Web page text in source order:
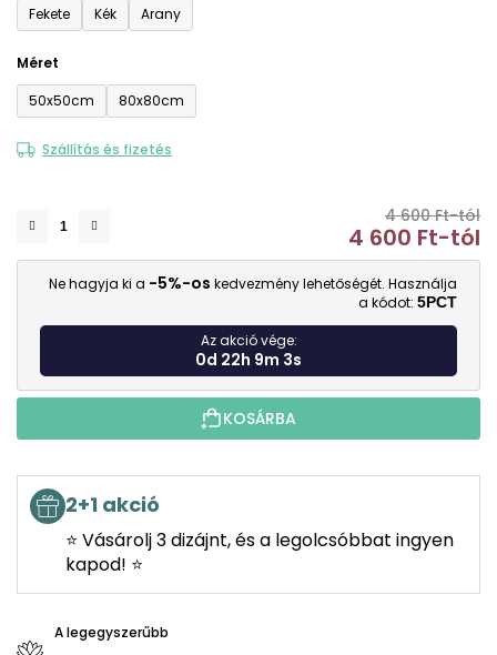
Fekete
Kék Arany
Méret
50x50cm
80x80cm
Szállítás és fizetés
4 600 Ft-tól
4 600 Ft-tól
Ne hagyja ki a -5%-os kedvezmény lehetőségét. Használja
a kódot: 5PCT
Az akció vége:
0d 22h 9m 3s
KOSÁRBA
2+1 akció
⭐ Vásárolj 3 dizájnt, és a legolcsóbbat ingyen
kapod! ⭐
A legegyszerűbb